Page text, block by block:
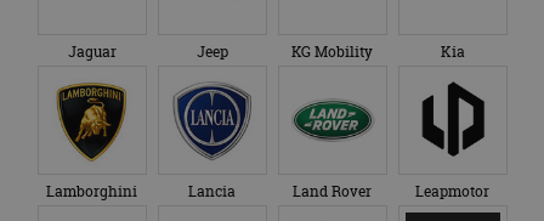
Jaguar Jeep KG Mobility Kia
Lamborghini Lancia Land Rover Leapmotor